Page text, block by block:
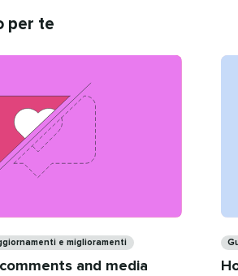
per te​​
e miglioramenti​​
and media